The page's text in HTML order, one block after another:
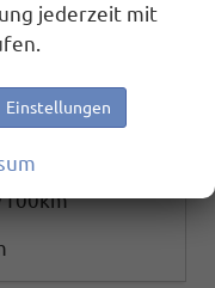
jederzeit mit
Einstellungen